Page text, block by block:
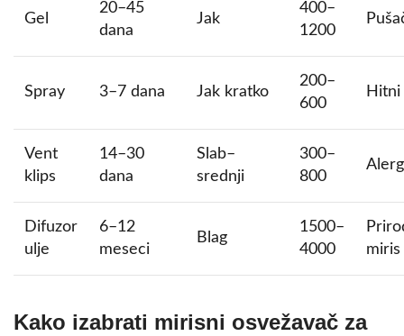
Gel
20–45
dana
Jak
400–
1200
Spray 3–7 dana Jak kratko
200–
600
Hitni
Vent
klips
14–30
dana
Slab–
srednji
300–
800
Difuzor
ulje
6–12
meseci
Blag
1500–
4000
miris
Kako izabrati mirisni osvežavač za